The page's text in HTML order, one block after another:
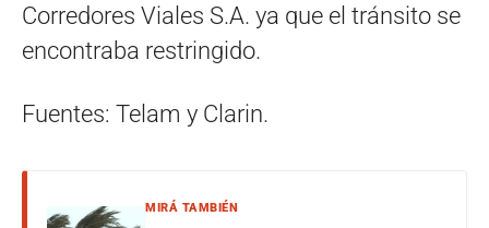
Corredores Viales S.A. ya que el tránsito se
encontraba restringido.
Fuentes: Telam y Clarin.
MIRÁ TAMBIÉN